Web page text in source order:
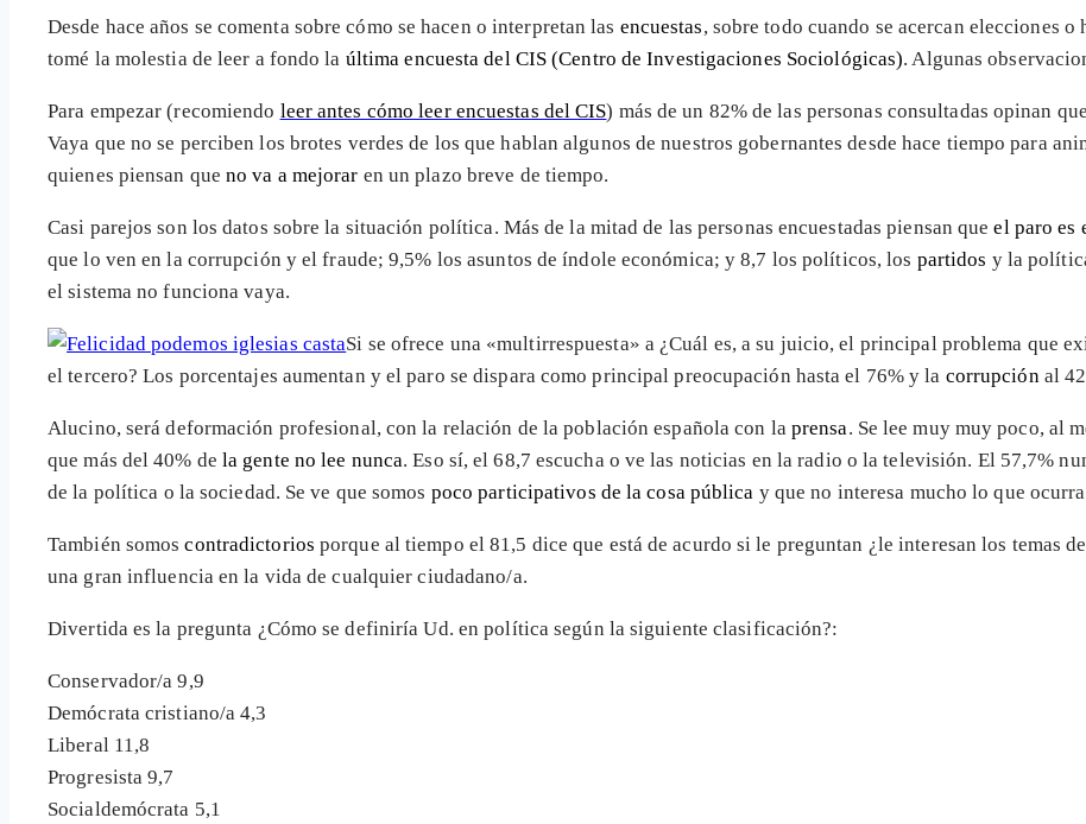
Desde hace años se comenta sobre cómo se hacen o interpretan las encuestas, sobre todo cuando se acercan elecciones
tomé la molestia de leer a fondo la última encuesta del CIS (Centro de Investigaciones Sociológicas). Algunas
Para empezar (recomiendo leer antes cómo leer encuestas del CIS) más de un 82% de las personas consultadas opinan
Vaya que no se perciben los brotes verdes de los que hablan algunos de nuestros gobernantes desde hace tiempo para
quienes piensan queno va a mejorar en un plazo breve de tiempo.
Casi parejos son los datos sobre la situación política. Más de la mitad de las personas encuestadas piensan queel paro es
que lo ven en la corrupción y el fraude; 9,5% los asuntos de índole económica; y 8,7 los políticos, los partidos y la
el sistema no funciona vaya.
Si se ofrece una «multirrespuesta» a ¿Cuál es, a su juicio, el principal problema que
el tercero? Los porcentajes aumentan y el paro se dispara como principal preocupación hasta el 76% y la corrupción al
Alucino, será deformación profesional, con la relación de la población española con la prensa. Se lee muy muy poco, al
que más del 40% de la gente no lee nunca. Eso sí, el 68,7 escucha o ve las noticias en la radio o la televisión. El 57,7%
de la política o la sociedad. Se ve que somos poco participativos de la cosa pública y que no interesa mucho lo que
También somoscontradictorios porque al tiempo el 81,5 dice que está de acurdo si le preguntan ¿le interesan los temas
una gran influencia en la vida de cualquier ciudadano/a.
Divertida es la pregunta ¿Cómo se definiría Ud. en política según la siguiente clasificación?:
Conservador/a 9,9
Demócrata cristiano/a 4,3
Liberal 11,8
Progresista 9,7
Socialdemócrata 5,1